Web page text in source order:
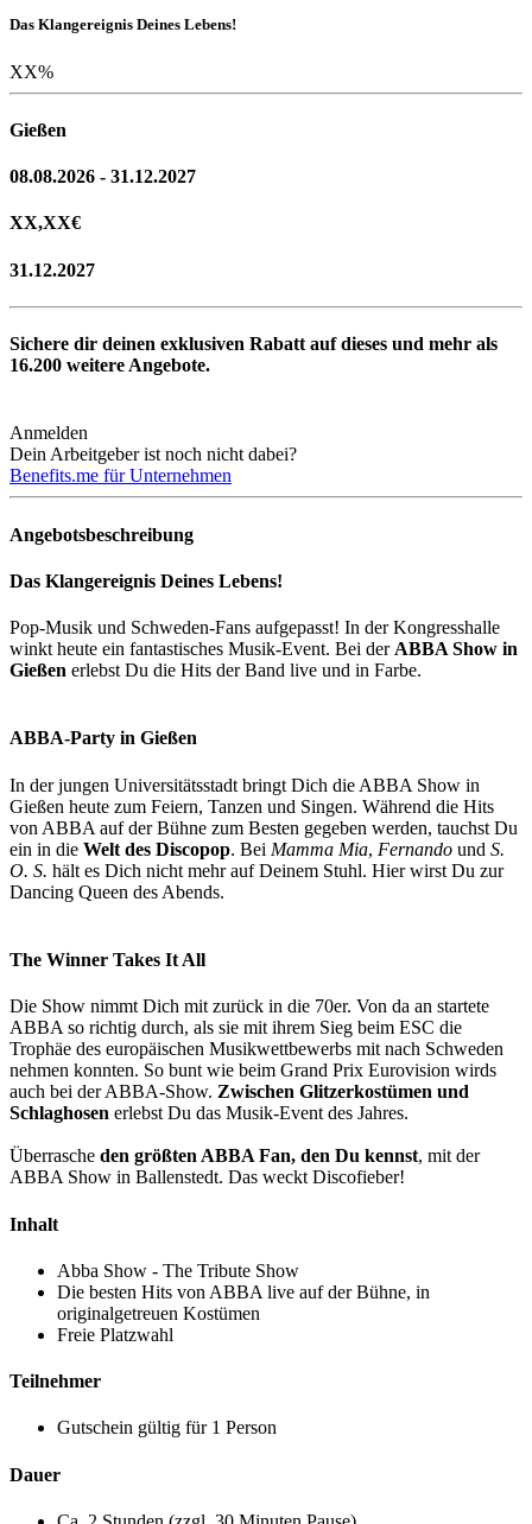
Das Klangereignis Deines Lebens!
XX%
Gießen
08.08.2026 - 31.12.2027
XX,XX€
31.12.2027
Sichere dir deinen exklusiven Rabatt auf dieses und mehr als
16.200 weitere Angebote.
Anmelden
Dein Arbeitgeber ist noch nicht dabei?
Benefits.me für Unternehmen
Angebotsbeschreibung
Das Klangereignis Deines Lebens!
Pop-Musik und Schweden-Fans aufgepasst! In der Kongresshalle
winkt heute ein fantastisches Musik-Event. Bei der ABBA Show in
Gießen erlebst Du die Hits der Band live und in Farbe.
ABBA-Party in Gießen
In der jungen Universitätsstadt bringt Dich die ABBA Show in
Gießen heute zum Feiern, Tanzen und Singen. Während die Hits
von ABBA auf der Bühne zum Besten gegeben werden, tauchst Du
ein in die Welt des Discopop. Bei Mamma Mia, Fernando und S.
O. S. hält es Dich nicht mehr auf Deinem Stuhl. Hier wirst Du zur
Dancing Queen des Abends.
The Winner Takes It All
Die Show nimmt Dich mit zurück in die 70er. Von da an startete
ABBA so richtig durch, als sie mit ihrem Sieg beim ESC die
Trophäe des europäischen Musikwettbewerbs mit nach Schweden
nehmen konnten. So bunt wie beim Grand Prix Eurovision wirds
auch bei der ABBA-Show. Zwischen Glitzerkostümen und
Schlaghosen erlebst Du das Musik-Event des Jahres.
Überrasche den größten ABBA Fan, den Du kennst, mit der
ABBA Show in Ballenstedt. Das weckt Discofieber!
Inhalt
Abba Show - The Tribute Show
Die besten Hits von ABBA live auf der Bühne, in
originalgetreuen Kostümen
Freie Platzwahl
Teilnehmer
Gutschein gültig für 1 Person
Dauer